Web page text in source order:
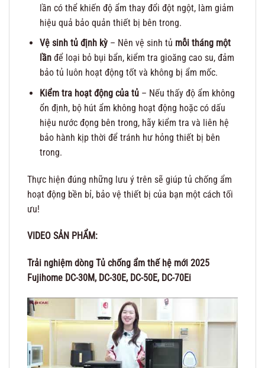
lần có thể khiến độ ẩm thay đổi đột ngột, làm giảm
hiệu quả bảo quản thiết bị bên trong.
Vệ sinh tủ định kỳ– Nên vệ sinh tủ mỗi tháng một
lầnđể loại bỏ bụi bẩn, kiểm tra gioăng cao su, đảm
bảo tủ luôn hoạt động tốt và không bị ẩm mốc.
Kiểm tra hoạt động của tủ– Nếu thấy độ ẩm không
ổn định, bộ hút ẩm không hoạt động hoặc có dấu
hiệu nước đọng bên trong, hãy kiểm tra và liên hệ
bảo hành kịp thời để tránh hư hỏng thiết bị bên
trong.
Thực hiện đúng những lưu ý trên sẽ giúp tủ chống ẩm
hoạt động bền bỉ, bảo vệ thiết bị của bạn một cách tối
ưu!
VIDEO SẢN PHẨM:
Trải nghiệm dòng Tủ chống ẩm thế hệ mới 2025
Fujihome DC-30M, DC-30E, DC-50E, DC-70Ei